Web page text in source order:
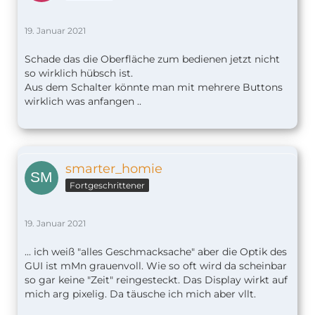
einen futuristischen HomeKit-Wandschalter mit
Gerät reagiert schnell und zuverlässig. Die
Einbindung in HomeKit ist wie gewohnt simpel.
Der Wandschalter ermöglicht durch die HomeKit
Funktion unendliche Möglichkeiten, Geräte, Szenen
alle im Haushalt zur Verfügung zu stellen.
Erkundungsfreude hat, ist tatsächlich für den Preis
mit demLanbon L8 LCD Smart Switch
beraten.
Schalter auch zugelegt hast und wie dieser bei Dir
dann gerne noch eventuelle Fragen zu
beantworten, soweit uns das möglich ist.
Der BeitragDer Lanbon L8 HomeKit-Wandschalter
mit Display überrascht
erschien zuerst auf
SmartApfel.de
19. Januar 2021
Schade das die Oberfläche zum bedienen jetzt nicht
so wirklich hübsch ist.
Aus dem Schalter könnte man mit mehrere Buttons
wirklich was anfangen ..
smarter_homie
Fortgeschrittener
19. Januar 2021
... ich weiß "alles Geschmacksache" aber die Optik des
GUI ist mMn grauenvoll. Wie so oft wird da scheinbar
so gar keine "Zeit" reingesteckt. Das Display wirkt auf
mich arg pixelig. Da täusche ich mich aber vllt.